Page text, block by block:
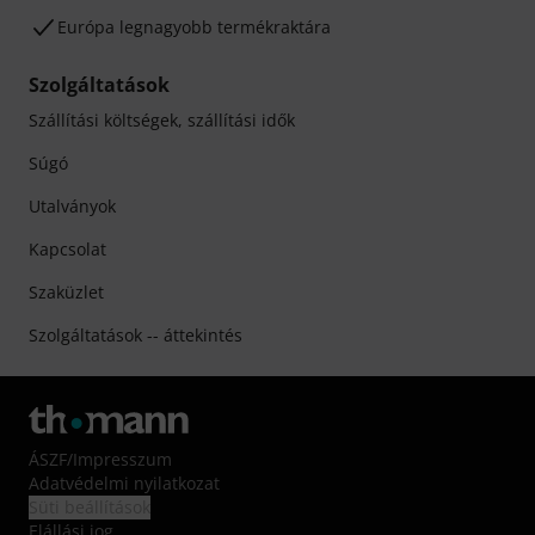
Európa legnagyobb termékraktára
Szolgáltatások
Szállítási költségek, szállítási idők
Súgó
Utalványok
Kapcsolat
Szaküzlet
Szolgáltatások -- áttekintés
ÁSZF/Impresszum
Adatvédelmi nyilatkozat